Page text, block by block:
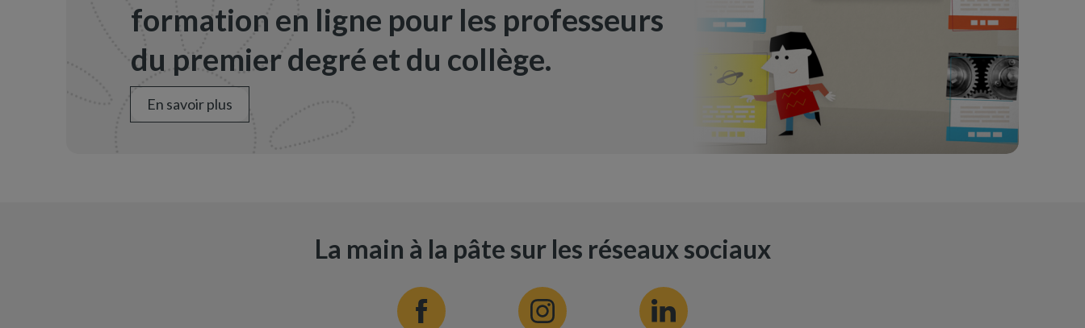
formation en ligne pour les professeurs
du premier degré et du collège.
En savoir plus
La main à la pâte sur les réseaux sociaux